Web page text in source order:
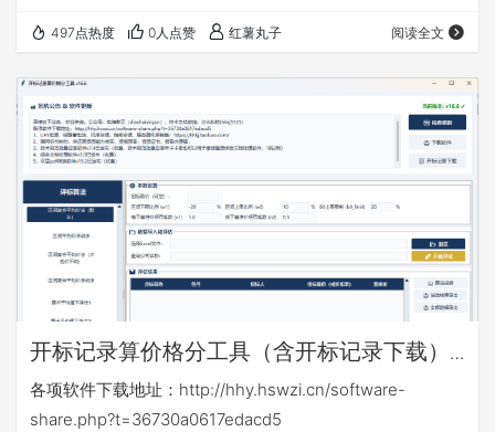
版（含车机模式），以后等软件完善了考虑有需要再做一份
鸿蒙版的。其实试过一下mobimusic也是可以用的，但是我
感觉想添加一些功能还是自己做一个更方便，软件主打纯
净，实用，便捷。软件就叫百味音坊把 软件特点： 1、连
接…
497点热度 0人点赞 红薯丸子 阅读全文
开标记录算价格分工具（含开标记录下载）
v16.6
各项软件下载地址：http://hhy.hswzi.cn/software-
share.php?t=36730a0617edacd5